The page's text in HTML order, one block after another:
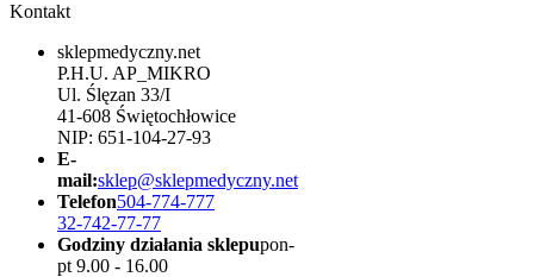
Kontakt
sklepmedyczny.net
P.H.U. AP_MIKRO
Ul. Ślęzan 33/I
41-608 Świętochłowice
NIP: 651-104-27-93
E-
mail:sklep@sklepmedyczny.net
Telefon504-774-777
32-742-77-77
Godziny działania sklepupon-
pt 9.00 - 16.00